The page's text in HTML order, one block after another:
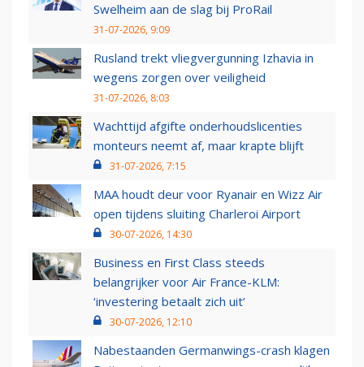
Swelheim aan de slag bij ProRail
31-07-2026, 9:09
Rusland trekt vliegvergunning Izhavia in
wegens zorgen over veiligheid
31-07-2026, 8:03
Wachttijd afgifte onderhoudslicenties
monteurs neemt af, maar krapte blijft
31-07-2026, 7:15
MAA houdt deur voor Ryanair en Wizz Air
open tijdens sluiting Charleroi Airport
30-07-2026, 14:30
Business en First Class steeds
belangrijker voor Air France-KLM:
‘investering betaalt zich uit’
30-07-2026, 12:10
Nabestaanden Germanwings-crash klagen